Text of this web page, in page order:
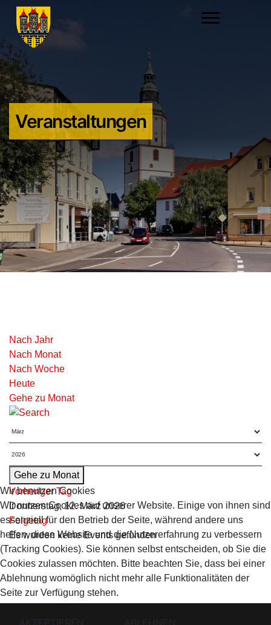
Veranstaltungen
Nach Jahr
Nach Monat
Nach Woche
Heute
Gehe zu Monat
Gehe zu Monat
Vorheriger Tag
Donnerstag, 12. März 2026
Folgetag
Es wurden keine Events gefunden
Wir benutzen Cookies
Wir nutzen Cookies auf unserer Website. Einige von ihnen sind
essenziell für den Betrieb der Seite, während andere uns
helfen, diese Website und die Nutzererfahrung zu verbessern
(Tracking Cookies). Sie können selbst entscheiden, ob Sie die
Cookies zulassen möchten. Bitte beachten Sie, dass bei einer
Ablehnung womöglich nicht mehr alle Funktionalitäten der
Seite zur Verfügung stehen.